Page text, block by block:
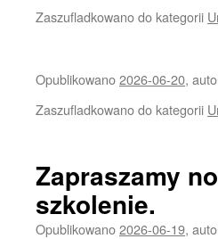
Zaszufladkowano do kategorii
Opublikowano2026-06-20,
Zaszufladkowano do kategorii
Zapraszamy
szkolenie.
Opublikowano2026-06-19,